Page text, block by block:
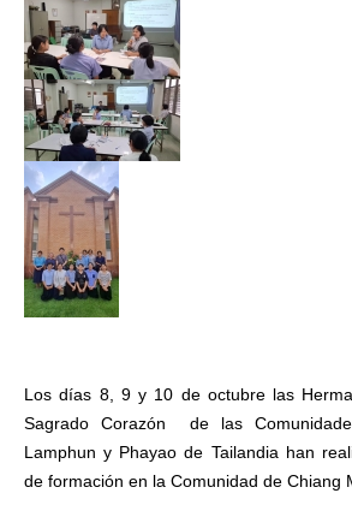
Los días 8, 9 y 10 de octubre las
Sagrado Corazón  de las
Lamphun y Phayao de Tailandia han
de formación en la Comunidad de Chiang